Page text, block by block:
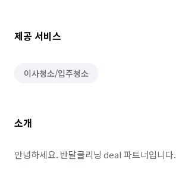
제공 서비스
이사청소/입주청소
소개
안녕하세요. 반달클리닝 deal 파트너입니다.